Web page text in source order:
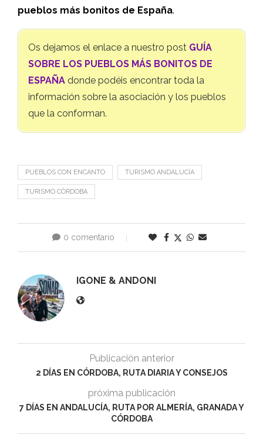
pueblos más bonitos de España.
Os dejamos el enlace a nuestro post GUÍA
SOBRE LOS PUEBLOS MÁS BONITOS DE
ESPAÑA donde podéis encontrar toda la
información sobre la asociación y los pueblos
que la conforman.
PUEBLOS CON ENCANTO TURISMO ANDALUCÍA
TURISMO CÓRDOBA
0 comentario
IGONE & ANDONI
Publicación anterior
2 DÍAS EN CÓRDOBA, RUTA DIARIA Y CONSEJOS
próxima publicación
7 DÍAS EN ANDALUCÍA, RUTA POR ALMERÍA, GRANADA Y
CÓRDOBA